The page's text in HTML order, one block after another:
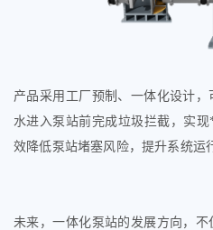
产品采用工厂预制、一体化设计
水进入泵站前完成垃圾拦截，实现
效降低泵站堵塞风险，提升系统运
未来，一体化泵站的发展方向，